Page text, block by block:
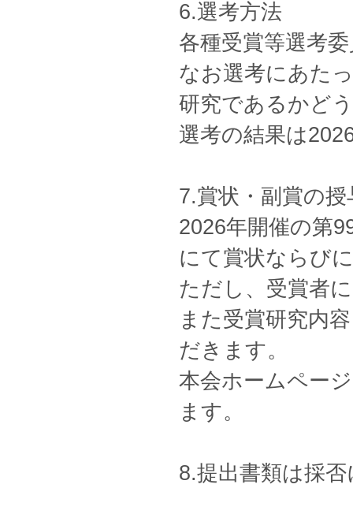
6.選考方法
各種受賞等選考
なお選考にあた
研究であるかど
選考の結果は
7.賞状・副賞の授
2026年開催の第
にて賞状ならび
ただし、受賞者
また受賞研究内
だきます。
本会ホームペー
ます。
8.提出書類は採